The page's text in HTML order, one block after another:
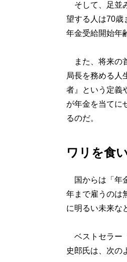
そして、足並
望する人は70歳
年金受給開始年
また、将来の
局長を務める人
者』という定義
が年金を当てに
るのだ。
ワリを食
国からは「年
年まで雇うのは
に明るい未来な
ベストセラー
史郎氏は、次の